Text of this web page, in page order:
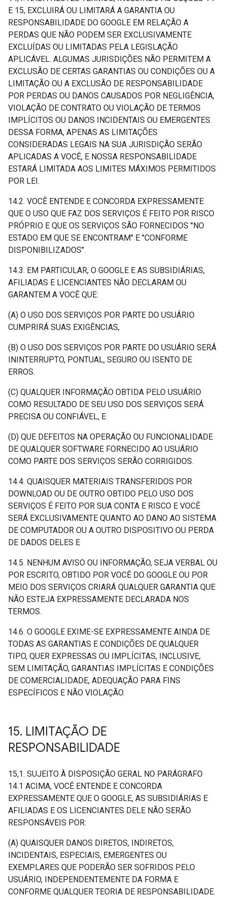
E 15, EXCLUIRÁ OU LIMITARÁ A GARANTIA OU
RESPONSABILIDADE DO GOOGLE EM RELAÇÃO A
PERDAS QUE NÃO PODEM SER EXCLUSIVAMENTE
EXCLUÍDAS OU LIMITADAS PELA LEGISLAÇÃO
APLICÁVEL. ALGUMAS JURISDIÇÕES NÃO PERMITEM A
EXCLUSÃO DE CERTAS GARANTIAS OU CONDIÇÕES OU A
LIMITAÇÃO OU A EXCLUSÃO DE RESPONSABILIDADE
POR PERDAS OU DANOS CAUSADOS POR NEGLIGÊNCIA,
VIOLAÇÃO DE CONTRATO OU VIOLAÇÃO DE TERMOS
IMPLÍCITOS OU DANOS INCIDENTAIS OU EMERGENTES.
DESSA FORMA, APENAS AS LIMITAÇÕES
CONSIDERADAS LEGAIS NA SUA JURISDIÇÃO SERÃO
APLICADAS A VOCÊ, E NOSSA RESPONSABILIDADE
ESTARÁ LIMITADA AOS LIMITES MÁXIMOS PERMITIDOS
POR LEI.
14.2. VOCÊ ENTENDE E CONCORDA EXPRESSAMENTE
QUE O USO QUE FAZ DOS SERVIÇOS É FEITO POR RISCO
PRÓPRIO E QUE OS SERVIÇOS SÃO FORNECIDOS "NO
ESTADO EM QUE SE ENCONTRAM" E "CONFORME
DISPONIBILIZADOS".
14.3. EM PARTICULAR, O GOOGLE E AS SUBSIDIÁRIAS,
AFILIADAS E LICENCIANTES NÃO DECLARAM OU
GARANTEM A VOCÊ QUE:
(A) O USO DOS SERVIÇOS POR PARTE DO USUÁRIO
CUMPRIRÁ SUAS EXIGÊNCIAS,
(B) O USO DOS SERVIÇOS POR PARTE DO USUÁRIO SERÁ
ININTERRUPTO, PONTUAL, SEGURO OU ISENTO DE
ERROS.
(C) QUALQUER INFORMAÇÃO OBTIDA PELO USUÁRIO
COMO RESULTADO DE SEU USO DOS SERVIÇOS SERÁ
PRECISA OU CONFIÁVEL, E
(D) QUE DEFEITOS NA OPERAÇÃO OU FUNCIONALIDADE
DE QUALQUER SOFTWARE FORNECIDO AO USUÁRIO
COMO PARTE DOS SERVIÇOS SERÃO CORRIGIDOS.
14.4. QUAISQUER MATERIAIS TRANSFERIDOS POR
DOWNLOAD OU DE OUTRO OBTIDO PELO USO DOS
SERVIÇOS É FEITO POR SUA CONTA E RISCO E VOCÊ
SERÁ EXCLUSIVAMENTE QUANTO AO DANO AO SISTEMA
DE COMPUTADOR OU A OUTRO DISPOSITIVO OU PERDA
DE DADOS DELES E
14.5. NENHUM AVISO OU INFORMAÇÃO, SEJA VERBAL OU
POR ESCRITO, OBTIDO POR VOCÊ DO GOOGLE OU POR
MEIO DOS SERVIÇOS CRIARÁ QUALQUER GARANTIA QUE
NÃO ESTEJA EXPRESSAMENTE DECLARADA NOS
TERMOS.
14.6. O GOOGLE EXIME-SE EXPRESSAMENTE AINDA DE
TODAS AS GARANTIAS E CONDIÇÕES DE QUALQUER
TIPO, QUER EXPRESSAS OU IMPLÍCITAS, INCLUSIVE,
SEM LIMITAÇÃO, GARANTIAS IMPLÍCITAS E CONDIÇÕES
DE COMERCIALIDADE, ADEQUAÇÃO PARA FINS
ESPECÍFICOS E NÃO VIOLAÇÃO.
15. LIMITAÇÃO DE
RESPONSABILIDADE
15,1. SUJEITO À DISPOSIÇÃO GERAL NO PARÁGRAFO
14.1 ACIMA, VOCÊ ENTENDE E CONCORDA
EXPRESSAMENTE QUE O GOOGLE, AS SUBSIDIÁRIAS E
AFILIADAS E OS LICENCIANTES DELE NÃO SERÃO
RESPONSÁVEIS POR:
(A) QUAISQUER DANOS DIRETOS, INDIRETOS,
INCIDENTAIS, ESPECIAIS, EMERGENTES OU
EXEMPLARES QUE PODERÃO SER SOFRIDOS PELO
USUÁRIO, INDEPENDENTEMENTE DA FORMA E
CONFORME QUALQUER TEORIA DE RESPONSABILIDADE.